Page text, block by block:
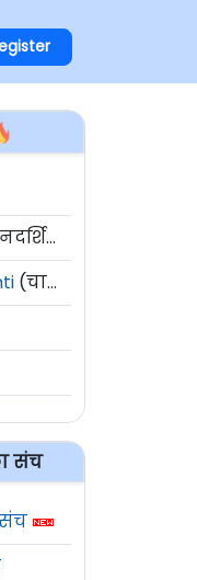
(चालू घडामोडी)
संच
संच